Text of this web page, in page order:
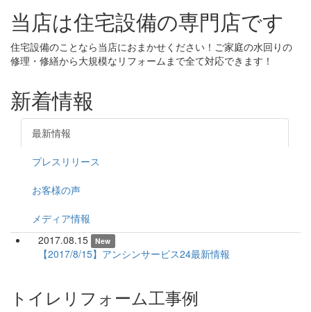
当店は住宅設備の専門店です
住宅設備のことなら当店におまかせください！ご家庭の水回りの
修理・修繕から大規模なリフォームまで全て対応できます！
新着情報
最新情報
プレスリリース
お客様の声
メディア情報
2017.08.15
New
【2017/8/15】アンシンサービス24最新情報
トイレリフォーム工事例